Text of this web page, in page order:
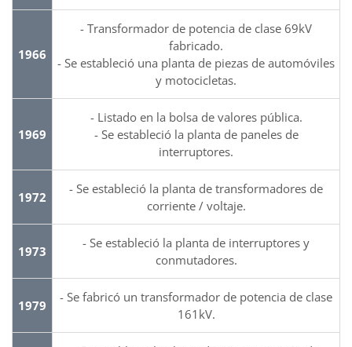
1966
- Transformador de potencia de clase 69kV
fabricado.
- Se estableció una planta de piezas de automóviles
y motocicletas.
1969
- Listado en la bolsa de valores pública.
- Se estableció la planta de paneles de
interruptores.
1972
- Se estableció la planta de transformadores de
corriente / voltaje.
1973
- Se estableció la planta de interruptores y
conmutadores.
1979
- Se fabricó un transformador de potencia de clase
161kV.